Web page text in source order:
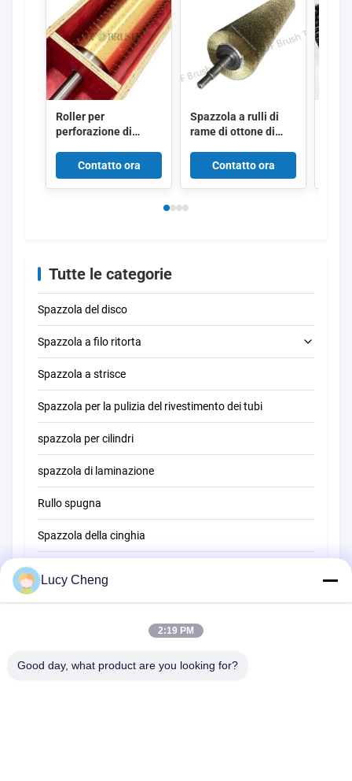
Roller per
perforazione di
di ottone / Roller per
micro perforazione
di aghi per pellicola
Contatto ora
Spazzola a rulli di
rame di ottone di
avvolgimento a
spirale continua per
la lucidatura dei
Contatto ora
Tutte le categorie
Spazzola del disco
Spazzola a filo ritorta
spazzola di pulizia del tubo
spazzola di pulizia della paglia
Spazzola a strisce
Spazzola per la pulizia del rivestimento dei tubi
spazzola per cilindri
spazzola di laminazione
Rullo spugna
Spazzola della cinghia
Pennello spazzatore
Spazzola per estremità di filo
Lucy Cheng
2:19 PM
Good day, what product are you looking for?